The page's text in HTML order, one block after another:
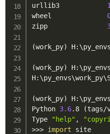
urllib3
wheel
zipp
(work_py) H: \py_envs
(work_py) H: \py_envs
H: \py_envs\work_py\
(work_py) H: \py_envs
Python 3.6.8 (tags/
Type
"help" ,
>>> import